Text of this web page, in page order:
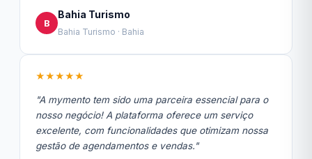
B
Bahia Turismo
Bahia Turismo · Bahia
★★★★★
"A mymento tem sido uma parceira essencial para o
nosso negócio! A plataforma oferece um serviço
excelente, com funcionalidades que otimizam nossa
gestão de agendamentos e vendas."